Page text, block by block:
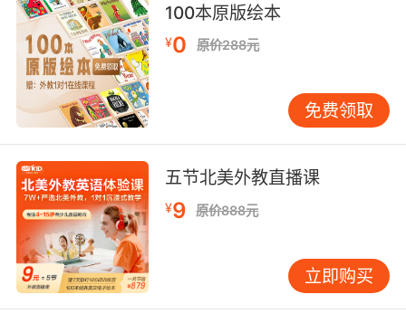
与中文对应的概念进行对比，帮助学生找出异同
点，加深理解。比如，“function（函数）”在英语
中强调的是功能和作用，而在中文里也有类似的
含义，但在具体使用时，英语中的一些习惯用法
和语法规则需要特别注意。通过对比分析，学生
能够更准确地把握术语的内涵，避免因语言差异
学，如播放英文编程教程视频、展示动画演示
等，可以丰富教学内容，激发学生的学习兴趣。
有研究表明，采用多媒体教学手段可以使学生的
学习积极性提高[X]%，并且对知识的理解和记忆
更加牢固。
三、教师角色与能力要求
100本原版绘本
¥0 原价288元
免费领取
五节北美外教直播课
¥9 原价888元
立即购买